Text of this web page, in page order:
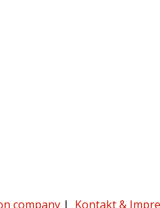
company | Kontakt &